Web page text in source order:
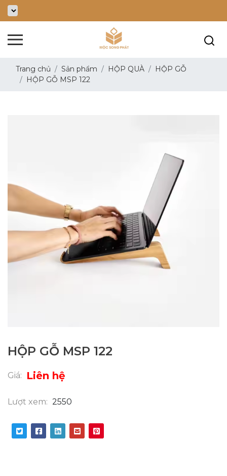
Trang chủ Sản phẩm HỘP QUÀ
HỘP GỖ
HỘP GỖ MSP 122
HỘP GỖ MSP 122
Giá: Liên hệ
Lượt xem: 2550